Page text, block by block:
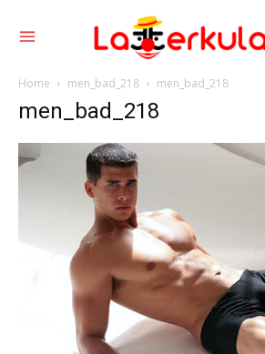
Home men_bad_218 men_bad_218
men_bad_218